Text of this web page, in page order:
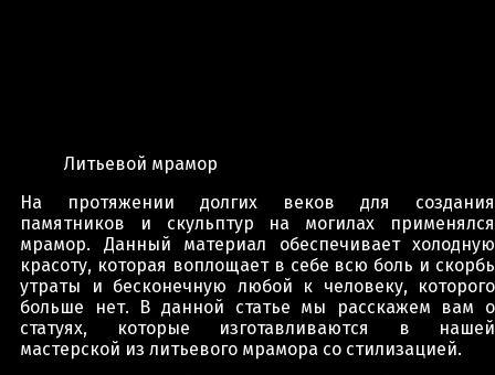
Литьевой мрамор
На протяжении долгих веков для создания
памятников и скульптур на могилах применялся
мрамор. Данный материал обеспечивает холодную
красоту, которая воплощает в себе всю боль и скорбь
утраты и бесконечную любой к человеку, которого
больше нет. В данной статье мы расскажем вам о
статуях, которые изготавливаются в нашей
мастерской из литьевого мрамора со стилизацией.